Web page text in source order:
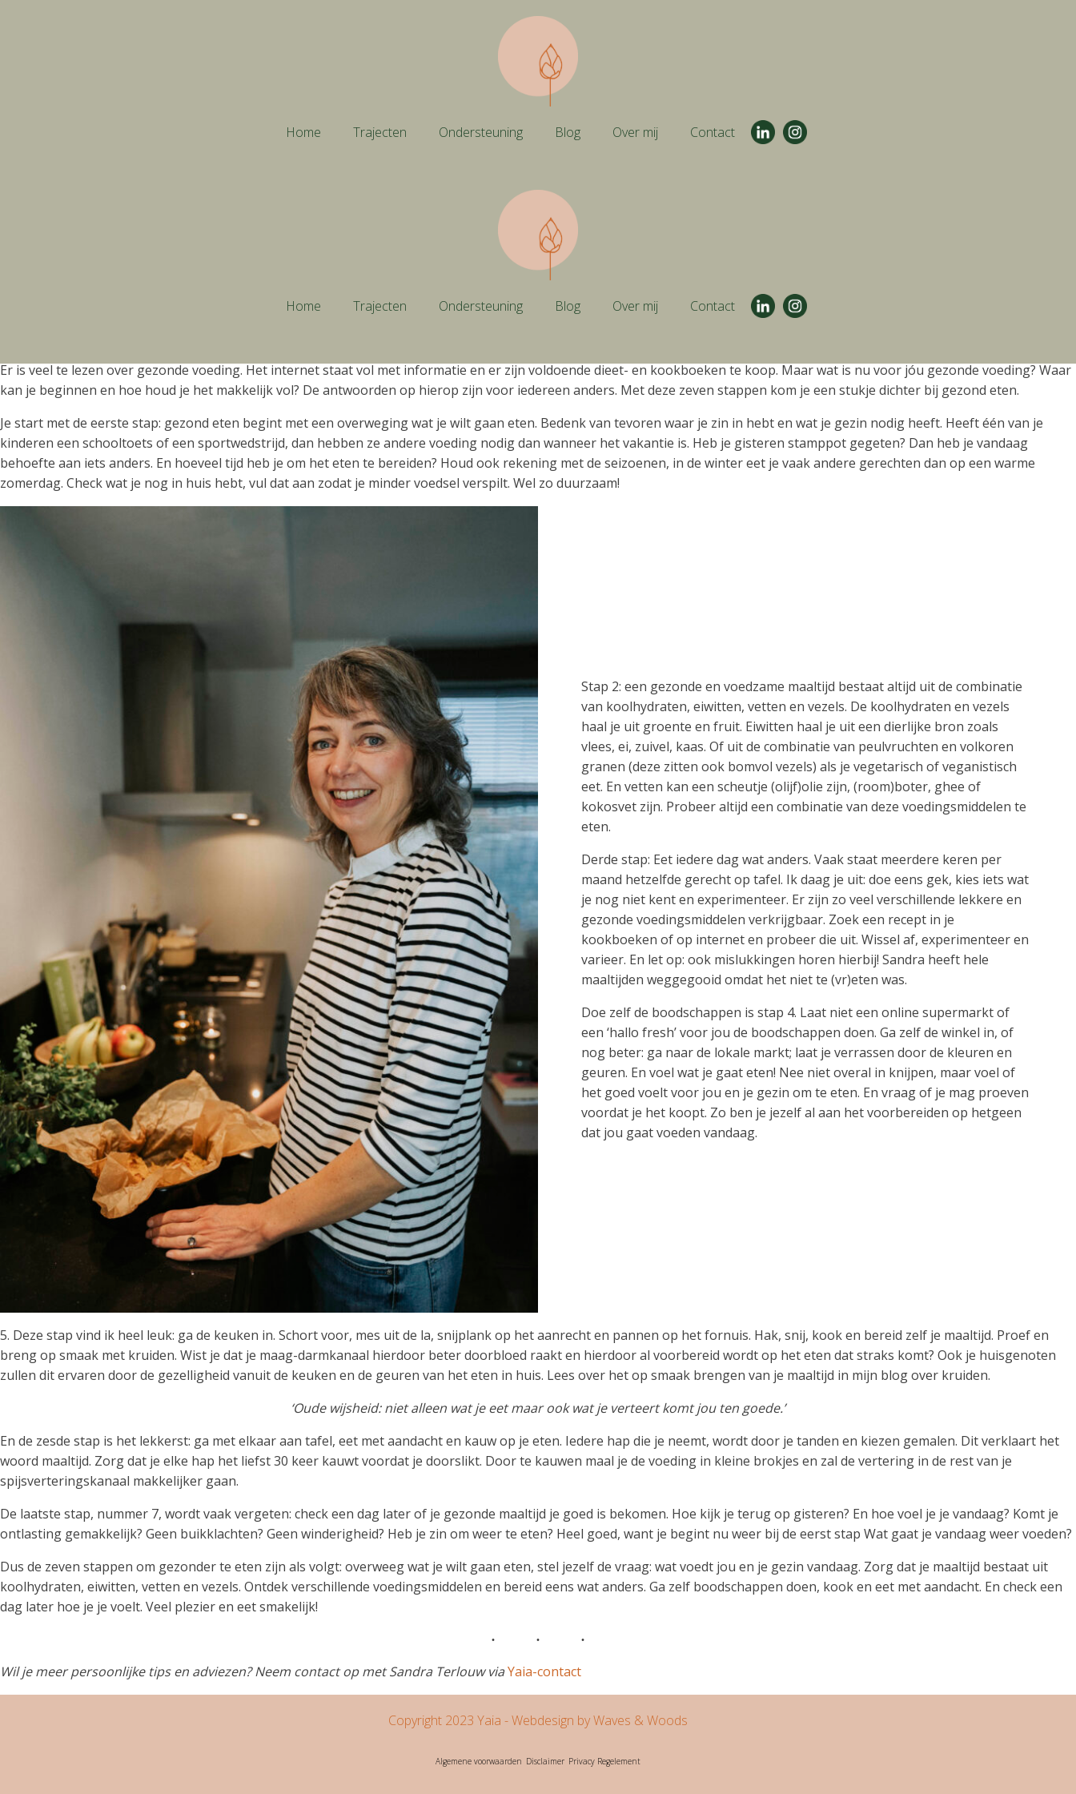
Home Trajecten Ondersteuning Blog Over mij Contact
Home Trajecten Ondersteuning Blog Over mij Contact
Er is veel te lezen over gezonde voeding. Het internet staat vol met informatie en er zijn voldoende dieet- en kookboeken te koop. Maar wat is nu voor jóu gezonde voeding? Waar
kan je beginnen en hoe houd je het makkelijk vol? De antwoorden op hierop zijn voor iedereen anders. Met deze zeven stappen kom je een stukje dichter bij gezond eten.
Je start met de eerste stap: gezond eten begint met een overweging wat je wilt gaan eten. Bedenk van tevoren waar je zin in hebt en wat je gezin nodig heeft. Heeft één van je
kinderen een schooltoets of een sportwedstrijd, dan hebben ze andere voeding nodig dan wanneer het vakantie is. Heb je gisteren stamppot gegeten? Dan heb je vandaag
behoefte aan iets anders. En hoeveel tijd heb je om het eten te bereiden? Houd ook rekening met de seizoenen, in de winter eet je vaak andere gerechten dan op een warme
zomerdag. Check wat je nog in huis hebt, vul dat aan zodat je minder voedsel verspilt. Wel zo duurzaam!
Stap 2: een gezonde en voedzame maaltijd bestaat altijd uit de combinatie
van koolhydraten, eiwitten, vetten en vezels. De koolhydraten en vezels
haal je uit groente en fruit. Eiwitten haal je uit een dierlijke bron zoals
vlees, ei, zuivel, kaas. Of uit de combinatie van peulvruchten en volkoren
granen (deze zitten ook bomvol vezels) als je vegetarisch of veganistisch
eet. En vetten kan een scheutje (olijf)olie zijn, (room)boter, ghee of
kokosvet zijn. Probeer altijd een combinatie van deze voedingsmiddelen te
eten.
Derde stap: Eet iedere dag wat anders. Vaak staat meerdere keren per
maand hetzelfde gerecht op tafel. Ik daag je uit: doe eens gek, kies iets wat
je nog niet kent en experimenteer. Er zijn zo veel verschillende lekkere en
gezonde voedingsmiddelen verkrijgbaar. Zoek een recept in je
kookboeken of op internet en probeer die uit. Wissel af, experimenteer en
varieer. En let op: ook mislukkingen horen hierbij! Sandra heeft hele
maaltijden weggegooid omdat het niet te (vr)eten was.
Doe zelf de boodschappen is stap 4. Laat niet een online supermarkt of
een ‘hallo fresh’ voor jou de boodschappen doen. Ga zelf de winkel in, of
nog beter: ga naar de lokale markt; laat je verrassen door de kleuren en
geuren. En voel wat je gaat eten! Nee niet overal in knijpen, maar voel of
het goed voelt voor jou en je gezin om te eten. En vraag of je mag proeven
voordat je het koopt. Zo ben je jezelf al aan het voorbereiden op hetgeen
dat jou gaat voeden vandaag.
5. Deze stap vind ik heel leuk: ga de keuken in. Schort voor, mes uit de la, snijplank op het aanrecht en pannen op het fornuis. Hak, snij, kook en bereid zelf je maaltijd. Proef en
breng op smaak met kruiden. Wist je dat je maag-darmkanaal hierdoor beter doorbloed raakt en hierdoor al voorbereid wordt op het eten dat straks komt? Ook je huisgenoten
zullen dit ervaren door de gezelligheid vanuit de keuken en de geuren van het eten in huis. Lees over het op smaak brengen van je maaltijd in mijn blog over kruiden.
‘Oude wijsheid: niet alleen wat je eet maar ook wat je verteert komt jou ten goede.’
En de zesde stap is het lekkerst: ga met elkaar aan tafel, eet met aandacht en kauw op je eten. Iedere hap die je neemt, wordt door je tanden en kiezen gemalen. Dit verklaart het
woord maaltijd. Zorg dat je elke hap het liefst 30 keer kauwt voordat je doorslikt. Door te kauwen maal je de voeding in kleine brokjes en zal de vertering in de rest van je
spijsverteringskanaal makkelijker gaan.
De laatste stap, nummer 7, wordt vaak vergeten: check een dag later of je gezonde maaltijd je goed is bekomen. Hoe kijk je terug op gisteren? En hoe voel je je vandaag? Komt je
ontlasting gemakkelijk? Geen buikklachten? Geen winderigheid? Heb je zin om weer te eten? Heel goed, want je begint nu weer bij de eerst stap Wat gaat je vandaag weer voeden?
Dus de zeven stappen om gezonder te eten zijn als volgt: overweeg wat je wilt gaan eten, stel jezelf de vraag: wat voedt jou en je gezin vandaag. Zorg dat je maaltijd bestaat uit
koolhydraten, eiwitten, vetten en vezels. Ontdek verschillende voedingsmiddelen en bereid eens wat anders. Ga zelf boodschappen doen, kook en eet met aandacht. En check een
dag later hoe je je voelt. Veel plezier en eet smakelijk!
Wil je meer persoonlijke tips en adviezen? Neem contact op met Sandra Terlouw viaYaia-contact
Copyright 2023 Yaia - Webdesign by Waves & Woods
Algemene voorwaarden Disclaimer Privacy Regelement